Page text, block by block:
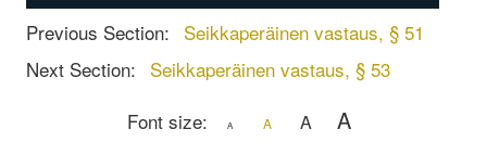
Previous Section: Seikkaperäinen vastaus, § 51
Next Section: Seikkaperäinen vastaus, § 53
Font size:
A A A A